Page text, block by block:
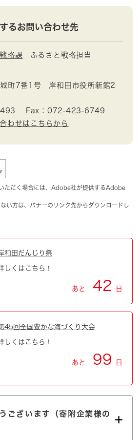
るお問い合わせ先
略課 ふるさと戦略担当
城町7番1号 岸和田市役所新館2
Fax：072-423-6749
わせはこちらから
ただく場合には、Adobe社が提供するAdobe
い方は、バナーのリンク先からダウンロードし
和田だんじり祭
しくはこちら！
あと 42 日
45回全国豊かな海づくり大会
しくはこちら！
あと 99 日
ございます（寄附企業様の